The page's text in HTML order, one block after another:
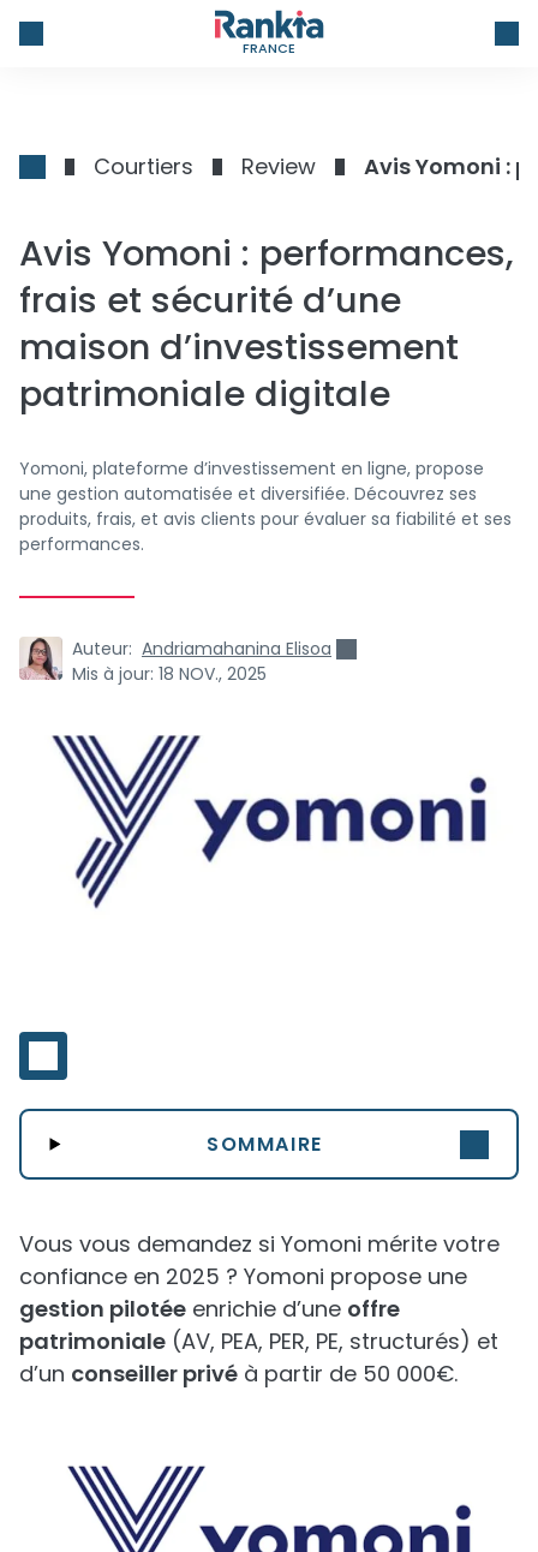
FRANCE
Courtiers Review
Avis Yomoni : performances,
frais et sécurité d’une
maison d’investissement
patrimoniale digitale
Yomoni, plateforme d’investissement en ligne, propose
une gestion automatisée et diversifiée. Découvrez ses
produits, frais, et avis clients pour évaluer sa fiabilité et ses
performances.
Auteur: Andriamahanina Elisoa
Mis à jour: 18 NOV., 2025
SOMMAIRE
Vous vous demandez si Yomoni mérite votre
confiance en 2025 ? Yomoni propose une
gestion pilotée enrichie d’une offre
patrimoniale (AV, PEA, PER, PE, structurés) et
d’un conseiller privé à partir de 50 000€.